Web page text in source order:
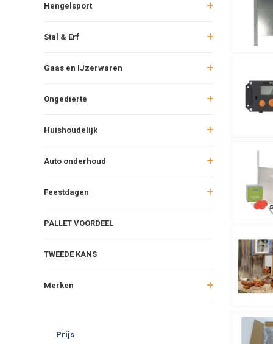
Hengelsport
Stal & Erf
Gaas en IJzerwaren
Ongedierte
Huishoudelijk
Auto onderhoud
Feestdagen
PALLET VOORDEEL
TWEEDE KANS
Merken
Prijs
Voor
modellen
nachthok
goed